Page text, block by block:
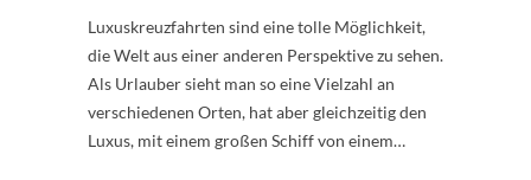
Luxuskreuzfahrten sind eine tolle Möglichkeit,
die Welt aus einer anderen Perspektive zu sehen.
Als Urlauber sieht man so eine Vielzahl an
verschiedenen Orten, hat aber gleichzeitig den
Luxus, mit einem großen Schiff von einem…